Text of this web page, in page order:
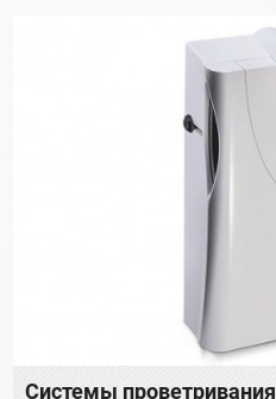
Системы проветривания